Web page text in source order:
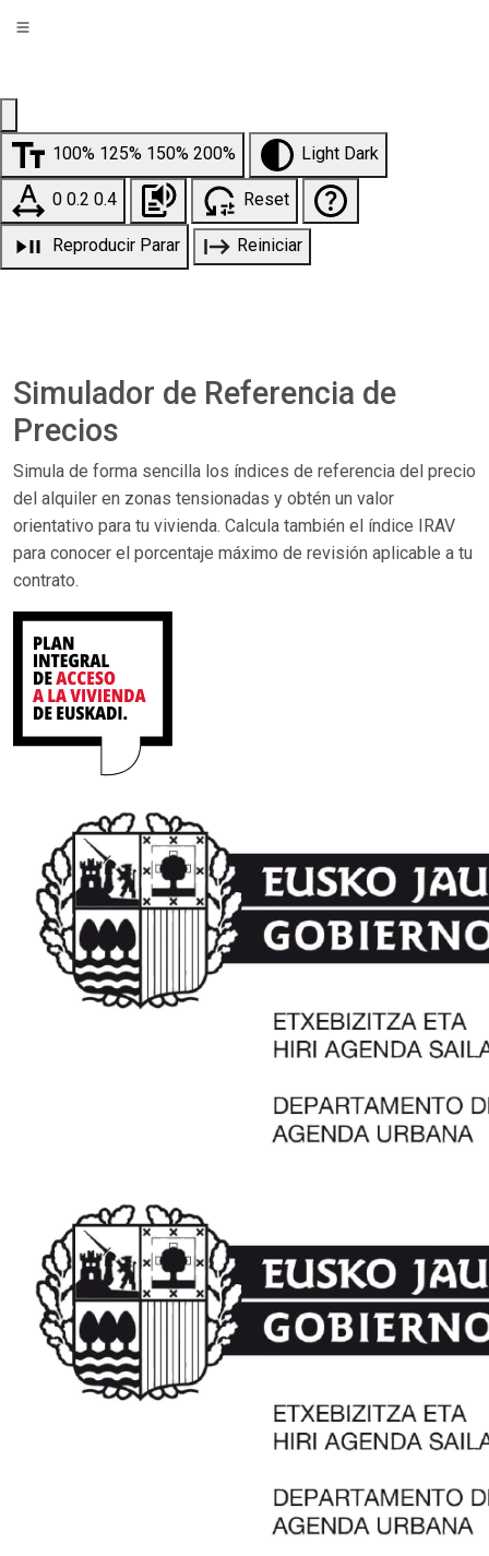
100% 125% 150% 200% Tamaño de fuente:100%
Light Dark
0 0.2 0.4 Espaciado de texto:0
Reset
Reproducir Parar Reiniciar
Simulador de Referencia de
Precios
Simula de forma sencilla los índices de referencia del precio
del alquiler en zonas tensionadas y obtén un valor
orientativo para tu vivienda. Calcula también el índice IRAV
para conocer el porcentaje máximo de revisión aplicable a tu
contrato.